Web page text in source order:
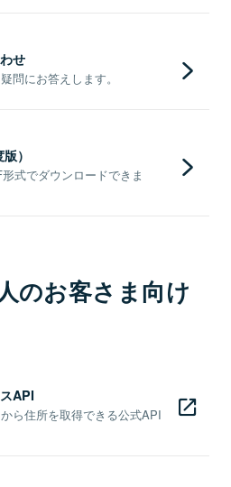
せ
問にお答えします。
）
式でダウンロードできま
のお客さま向け
API
ら住所を取得できる公式API